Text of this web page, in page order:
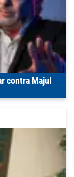
contra Majul